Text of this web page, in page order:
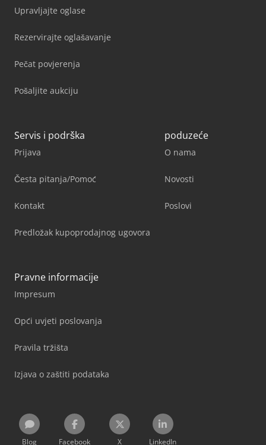
Upravljajte oglase
Rezervirajte oglašavanje
Pečat povjerenja
Pošaljite aukciju
Servis i podrška
Prijava
Česta pitanja/Pomoć
Kontakt
Predložak kupoprodajnog ugovora
poduzeće
O nama
Novosti
Poslovi
Pravne informacije
Impresum
Opći uvjeti poslovanja
Pravila tržišta
Izjava o zaštiti podataka
Blog Facebook X LinkedIn